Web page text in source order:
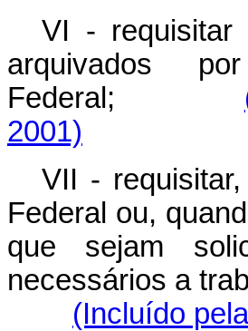
VI - requisitar
arquivados
Federal;
2001)
VII -
Federal ou,
que sejam
necessários a
(Incluído